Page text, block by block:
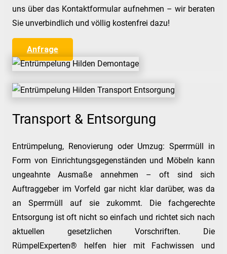
uns über das Kontaktformular aufnehmen – wir beraten
Sie unverbindlich und völlig kostenfrei dazu!
Anfrage
Transport & Entsorgung
Entrümpelung, Renovierung oder Umzug: Sperrmüll in
Form von Einrichtungsgegenständen und Möbeln kann
ungeahnte Ausmaße annehmen – oft sind sich
Auftraggeber im Vorfeld gar nicht klar darüber, was da
an Sperrmüll auf sie zukommt. Die fachgerechte
Entsorgung ist oft nicht so einfach und richtet sich nach
aktuellen gesetzlichen Vorschriften. Die
RümpelExperten® helfen hier mit Fachwissen und